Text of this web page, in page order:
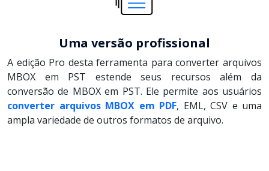
Uma versão profissional
A edição Pro desta ferramenta para converter arquivos
MBOX em PST estende seus recursos além da
conversão de MBOX em PST. Ele permite aos usuários
converter arquivos MBOX em PDF, EML, CSV e uma
ampla variedade de outros formatos de arquivo.